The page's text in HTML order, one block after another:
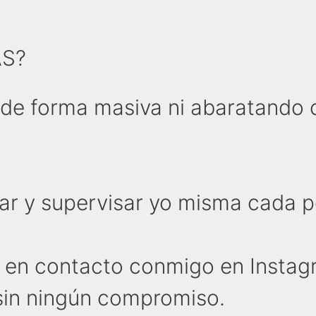
forma masiva ni
y supervisar yo misma cada
contacto conmigo en
ningún compromiso.